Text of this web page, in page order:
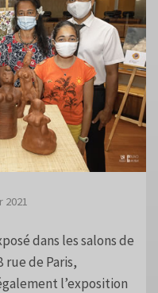
2021
dans les salons de
rue de Paris,
l’exposition